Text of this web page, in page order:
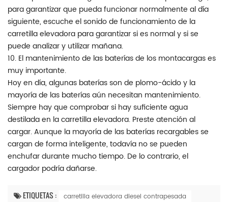
para garantizar que pueda funcionar normalmente al día
siguiente, escuche el sonido de funcionamiento de la
carretilla elevadora para garantizar si es normal y si se
puede analizar y utilizar mañana.
10. El mantenimiento de las baterías de los montacargas es
muy importante.
Hoy en día, algunas baterías son de plomo-ácido y la
mayoría de las baterías aún necesitan mantenimiento.
Siempre hay que comprobar si hay suficiente agua
destilada en la carretilla elevadora. Preste atención al
cargar. Aunque la mayoría de las baterías recargables se
cargan de forma inteligente, todavía no se pueden
enchufar durante mucho tiempo. De lo contrario, el
cargador podría dañarse.
ETIQUETAS :
carretilla elevadora diesel contrapesada